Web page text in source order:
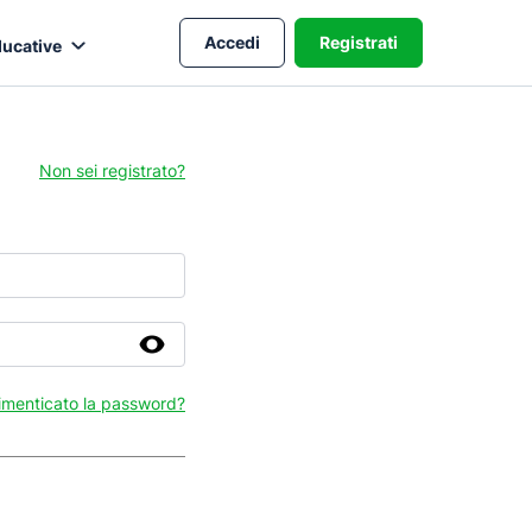
Accedi Registrati
Non sei registrato?
la password?